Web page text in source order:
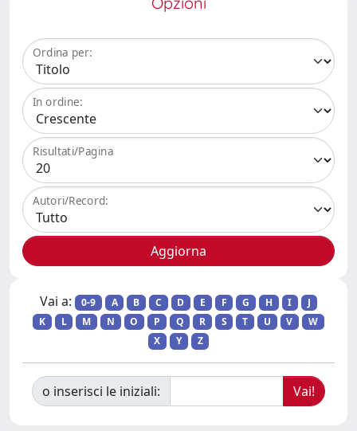
Ordina per:
In ordine:
Risultati/Pagina
Autori/Record:
Vai a: 0-9 A B C D E F G H I
J
K
L M N O P Q R S T U V
W
X
Y Z
o inserisci le iniziali: